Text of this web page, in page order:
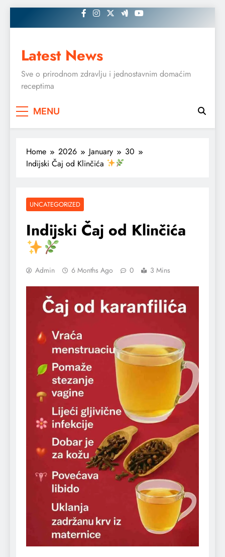
to
Latest News
Sve o prirodnom zdravlju i jednostavnim domaćim
receptima
MENU
Home 2026 January
30
Indijski Čaj od Klinčića
UNCATEGORIZED
Indijski Čaj od Klinčića
Admin 6 Months Ago 0 3 Mins